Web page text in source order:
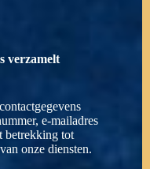
verzamelt
e-mailadres
betrekking tot
onze diensten.